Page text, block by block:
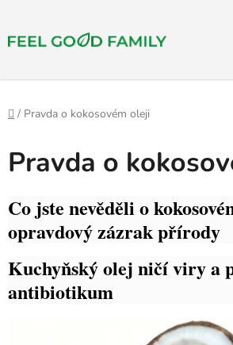
Přejít
Domů
/ Pravda o kokosovém oleji
Pravda o
Co jste nevěděli o
opravdový zázrak přírody
Kuchyňský olej ničí viry a
antibiotikum